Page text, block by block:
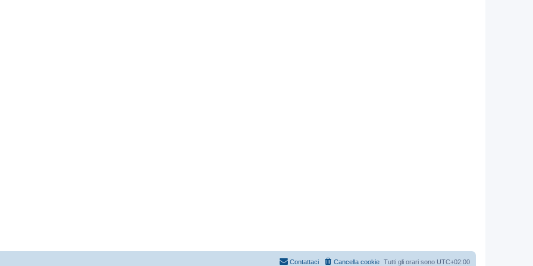
Tutti gli orari sono UTC+02:00
Cancella cookie
Contattaci